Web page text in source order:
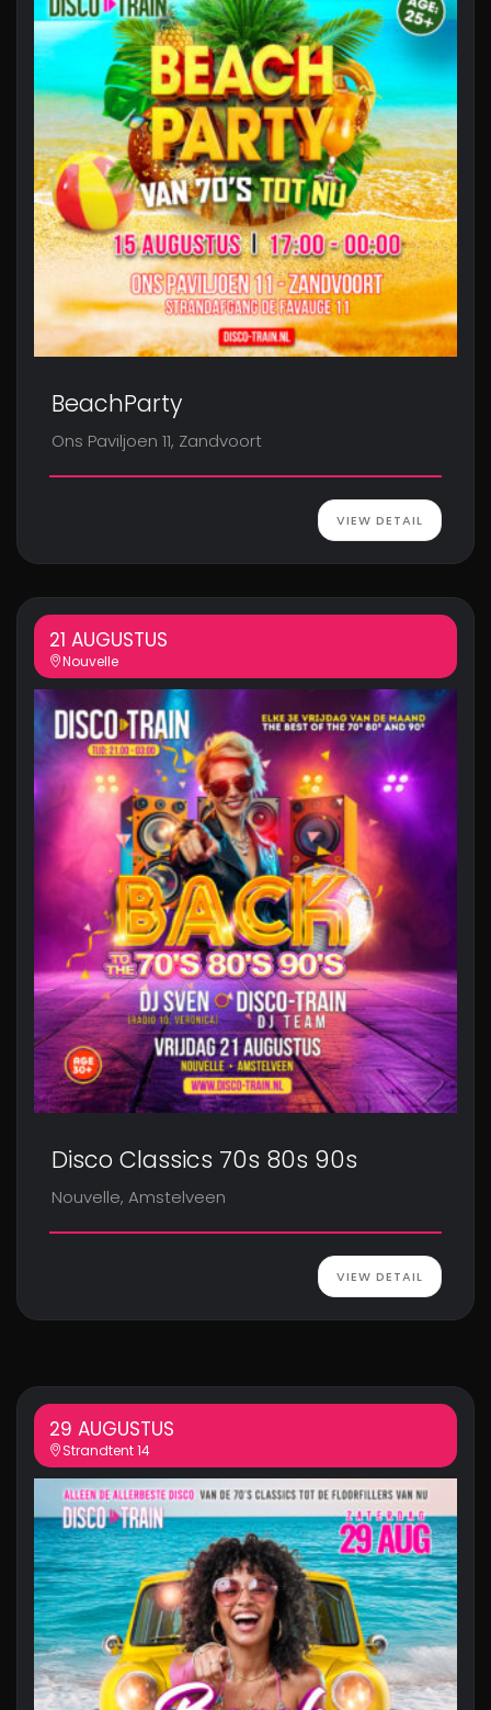
BeachParty
Ons Paviljoen 11, Zandvoort
VIEW DETAIL
21 AUGUSTUS
Nouvelle
Disco Classics 70s 80s 90s
Nouvelle, Amstelveen
VIEW DETAIL
29 AUGUSTUS
Strandtent 14